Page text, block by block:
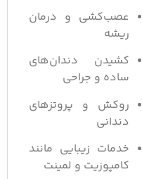
عصب‌کشی و درمان
ریشه
کشیدن دندان‌های
ساده و جراحی
روکش و پروتزهای
دندانی
خدمات زیبایی مانند
کامپوزیت و لمینت